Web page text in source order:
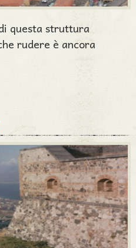
questa struttura
rudere è ancora